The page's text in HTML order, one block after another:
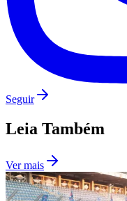
Fluminense
Seguir
Leia Também
Ver mais